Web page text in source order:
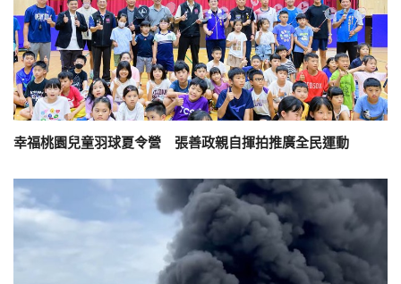
幸福桃園兒童羽球夏令營 張善政親自揮拍推廣全民運動